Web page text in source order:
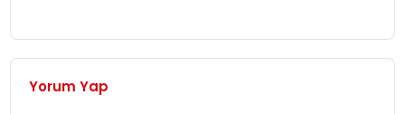
Yorum Yap